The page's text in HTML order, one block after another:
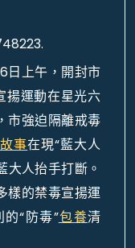
日上午，開封市
揚運動在星光六
市強迫隔離戒毒
事在現“藍大人
人抬手打斷。
樣的禁毒宣揚運
“防毒”包養清